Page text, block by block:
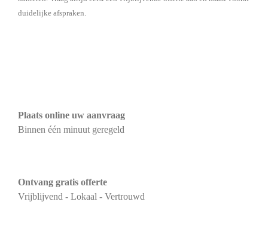
duidelijke afspraken.
Plaats online uw aanvraag
Binnen één minuut geregeld
Ontvang gratis offerte
Vrijblijvend - Lokaal - Vertrouwd